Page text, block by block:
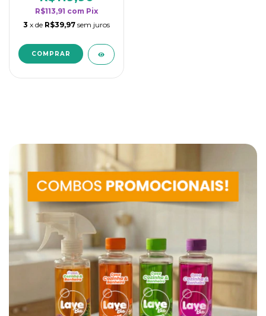
R$113,91 com Pix
3 x de R$39,97 sem juros